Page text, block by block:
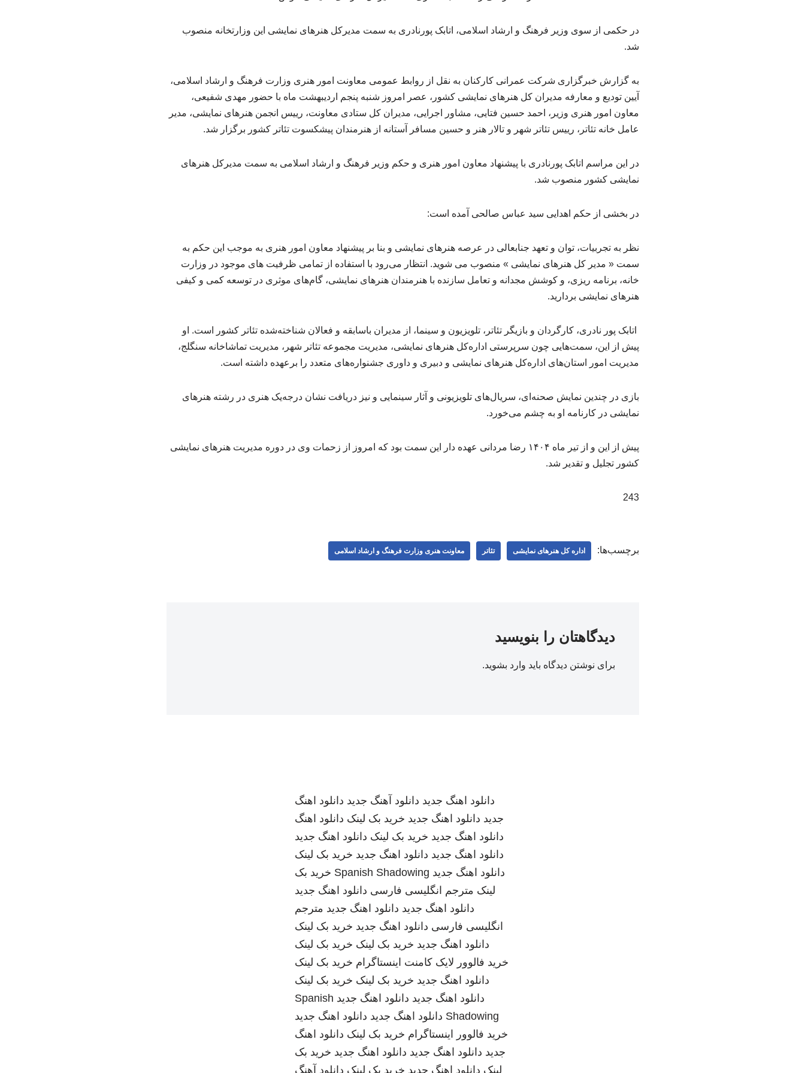
در حکمی از سوی وزیر فرهنگ و ارشاد اسلامی، اتابک پورنادری به سمت مدیرکل هنرهای نمایشی این وزارتخانه منصوب
شد.
به گزارش خبرگزاری شرکت عمرانی کارکنان به نقل از روابط عمومی معاونت امور هنری وزارت فرهنگ و ارشاد اسلامی،
آیین تودیع و معارفه مدیران کل هنرهای نمایشی کشور، عصر امروز شنبه پنجم اردیبهشت ماه با حضور مهدی شفیعی،
معاون امور هنری وزیر، احمد حسین فتایی، مشاور اجرایی، مدیران کل ستادی معاونت، رییس انجمن هنرهای نمایشی، مدیر
عامل خانه تئاتر، رییس تئاتر شهر و تالار هنر و حسین مسافر آستانه از هنرمندان پیشکسوت تئاتر کشور برگزار شد.
در این مراسم اتابک پورنادری با پیشنهاد معاون امور هنری و حکم وزیر فرهنگ و ارشاد اسلامی به سمت مدیرکل هنرهای
نمایشی کشور منصوب شد.
در بخشی از حکم اهدایی سید عباس صالحی آمده است:
نظر به تجربیات، توان و تعهد جنابعالی در عرصه هنرهای نمایشی و بنا بر پیشنهاد معاون امور هنری به موجب این حکم به
سمت « مدیر کل هنرهای نمایشی » منصوب می شوید. انتظار می‌رود با استفاده از تمامی ظرفیت های موجود در وزارت
خانه، برنامه ریزی، و کوشش مجدانه و تعامل سازنده با هنرمندان هنرهای نمایشی، گام‌های موثری در توسعه کمی و کیفی
هنرهای نمایشی بردارید.
اتابک پور نادری، کارگردان و بازیگر تئاتر، تلویزیون و سینما، از مدیران باسابقه و فعالان شناخته‌شده تئاتر کشور است. او
پیش از این، سمت‌هایی چون سرپرستی اداره‌کل هنرهای نمایشی، مدیریت مجموعه تئاتر شهر، مدیریت تماشاخانه سنگلج،
مدیریت امور استان‌های اداره‌کل هنرهای نمایشی و دبیری و داوری جشنواره‌های متعدد را برعهده داشته است.
بازی در چندین نمایش صحنه‌ای، سریال‌های تلویزیونی و آثار سینمایی و نیز دریافت نشان درجه‌یک هنری در رشته هنرهای
نمایشی در کارنامه او به چشم می‌خورد.
پیش از این و از تیر ماه ۱۴۰۴ رضا مردانی عهده دار این سمت بود که امروز از زحمات وی در دوره مدیریت هنرهای نمایشی
کشور تجلیل و تقدیر شد.
243
برچسب‌ها: اداره کل هنرهای نمایشی تئاتر معاونت هنری وزارت فرهنگ و ارشاد اسلامی
دیدگاهتان را بنویسید
برای نوشتن دیدگاه باید وارد بشوید.
دانلود اهنگ جدید دانلود آهنگ جدید دانلود اهنگ
جدید دانلود اهنگ جدید خرید بک لینک دانلود اهنگ
دانلود اهنگ جدید خرید بک لینک دانلود اهنگ جدید
دانلود اهنگ جدید دانلود اهنگ جدید خرید بک لینک
دانلود اهنگ جدید Spanish Shadowing خرید بک
لینک مترجم انگلیسی فارسی دانلود اهنگ جدید
دانلود اهنگ جدید دانلود اهنگ جدید مترجم
انگلیسی فارسی دانلود اهنگ جدید خرید بک لینک
دانلود اهنگ جدید خرید بک لینک خرید بک لینک
خرید فالوور لایک کامنت اینستاگرام خرید بک لینک
دانلود اهنگ جدید خرید بک لینک خرید بک لینک
دانلود اهنگ جدید دانلود اهنگ جدید Spanish
Shadowing دانلود اهنگ جدید دانلود اهنگ جدید
خرید فالوور اینستاگرام خرید بک لینک دانلود اهنگ
جدید دانلود اهنگ جدید دانلود اهنگ جدید خرید بک
لینک دانلود اهنگ جدید خرید بک لینک دانلود آهنگ